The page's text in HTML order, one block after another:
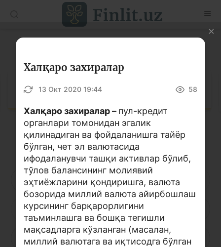
Рус
Мақолалар
Ўқув қўлланмалар
Луғат
Молиявий саводхонлик бўйича китоблар
Видео
Лойиҳалар
Интерактив хизматлар
Фотогалерея
Лойиҳа ҳақида
Луғат
Кирилл алифбоси Лотин алифбоси
А Б В Г Ғ Д
Ё Ж З И Й
Л М Н О П Р
Халқаро захиралар
13 Окт 2020 19:44 58
Халқаро захиралар – пул-кредит
органлари томонидан эгалик
қилинадиган ва фойдаланишга тайёр
бўлган, чет эл валютасида
ифодаланувчи ташқи активлар бўлиб,
тўлов балансининг молиявий
эҳтиёжларини қондиришга, валюта
бозорида миллий валюта айирбошлаш
курсининг барқарорлигини
таъминлашга ва бошқа тегишли
мақсадларга кўзланган (масалан,
миллий валютага ва иқтисодга бўлган